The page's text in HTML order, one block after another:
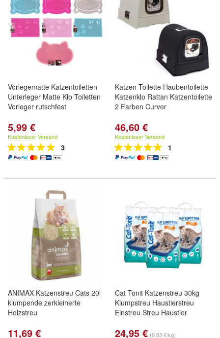
Vorlegematte Katzentoiletten
Unterleger Matte Klo Toiletten
Vorleger rutschfest
5,99 €
Kostenloser Versand
3
Katzen Toilette Haubentoilette
Katzenklo Rattan Katzentoilette
2 Farben Curver
46,60 €
Kostenloser Versand
1
ANIMAX Katzenstreu Cats 20l
klumpende zerkleinerte
Holzstreu
11,69 €
Cat Tonit Katzenstreu 30kg
Klumpstreu Haustierstreu
Einstreu Streu Haustier
24,95 € (0,83 €/kg)